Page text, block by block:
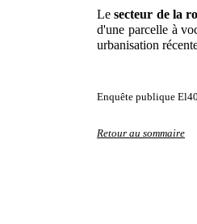
Lesecteur de la
d'une parcelle à
urbanisation
Enquête publique
Retour au sommaire